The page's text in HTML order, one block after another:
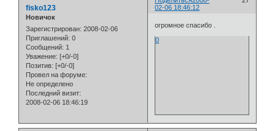
02-06 18:46:12
fisko123
Новичок
Зарегистрирован: 2008-02-06
Приглашений: 0
Сообщений: 1
Уважение: [+0/-0]
Позитив: [+0/-0]
Провел на форуме:
Не определено
Последний визит:
2008-02-06 18:46:19
огромное спасибо .
0